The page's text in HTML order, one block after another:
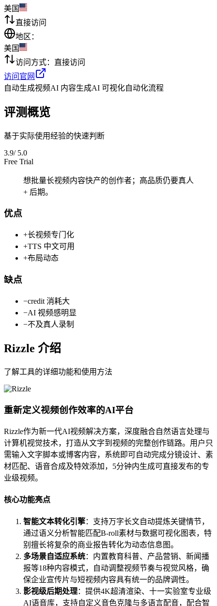
美国
直接访问
地区：
美国
访问方式： 直接访问
访问官网
自动生成视频AI 内容生成AI 可视化自动化流程
评测概览
基于实际使用经验的快速判断
3.9/ 5.0
Free Trial
想批量长视频内容快产的创作者；高品质仍要真人
+ 后期。
优点
+长视频专门化
+TTS 中文可用
+布局动态
缺点
−credit 消耗大
−AI 视频感明显
−不及真人录制
Rizzle 介绍
了解工具的详细功能和使用方法
重新定义视频创作效率的AI平台
Rizzle作为新一代AI视频解决方案，深度融合自然语言处理与
计算机视觉技术，打造从文字到视频的完整创作链路。用户只
需输入文字脚本或博客内容，系统即可自动完成分镜设计、素
材匹配、语音合成及特效添加，5分钟内生成可直接发布的专
业级视频。
核心功能亮点
智能文本转化引擎：支持万字长文自动提炼关键情节，
通过语义分析智能匹配B-roll素材与数据可视化图表，特
别擅长将复杂的商业报告转化为动态信息图。
多场景自适应系统：内置教育科普、产品营销、新闻播
报等18种内容模式，自动调整视频节奏与视觉风格，确
保企业宣传片与短视频内容具有统一的品牌调性。
影视级后期处理：提供4K超清渲染、十一实验室专业级
AI语音库，支持自定义音色克隆与多语言配音，配合智